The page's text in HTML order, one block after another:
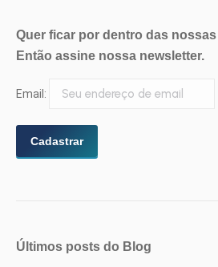
Quer ficar por dentro das
Então assine nossa newsletter.
Email:
Últimos posts do Blog